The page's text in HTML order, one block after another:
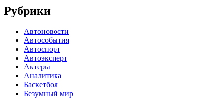
Рубрики
Автоновости
Автособытия
Автоспорт
Автоэксперт
Актеры
Аналитика
Баскетбол
Безумный мир